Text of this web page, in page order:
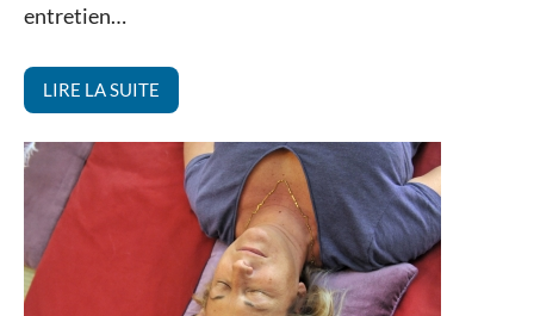
entretien…
LIRE LA SUITE